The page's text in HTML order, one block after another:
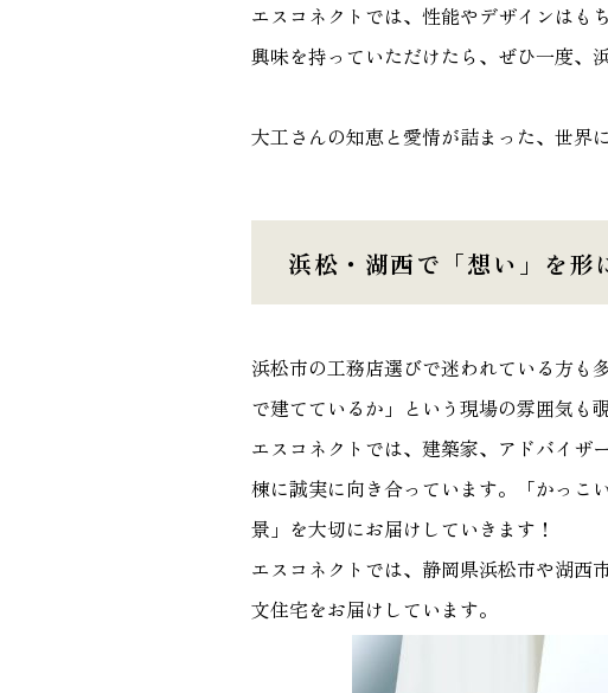
エスコネクトでは、性能やデザインはも
興味を持っていただけたら、ぜひ一度、
大工さんの知恵と愛情が詰まった、世界
浜松・湖西で「想い」を形
浜松市の工務店選びで迷われている方も
で建てているか」という現場の雰囲気も
エスコネクトでは、建築家、アドバイザ
棟に誠実に向き合っています。「かっこ
景」を大切にお届けしていきます！
エスコネクトでは、静岡県浜松市や湖西
文住宅をお届けしています。